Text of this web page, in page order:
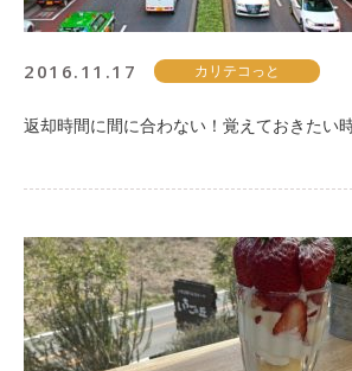
2016.11.17 カリテコっと
返却時間に間に合わない！覚えておきたい